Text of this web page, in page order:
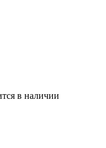
в наличии